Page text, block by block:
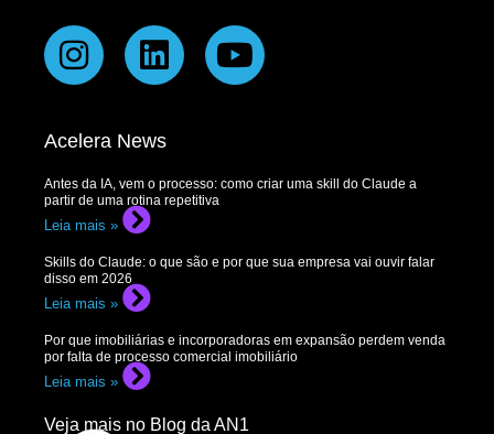
Acelera News
Antes da IA, vem o processo: como criar uma skill do Claude a
partir de uma rotina repetitiva
Leia mais »
Skills do Claude: o que são e por que sua empresa vai ouvir falar
disso em 2026
Leia mais »
Por que imobiliárias e incorporadoras em expansão perdem venda
por falta de processo comercial imobiliário
Leia mais »
Veja mais no Blog da AN1